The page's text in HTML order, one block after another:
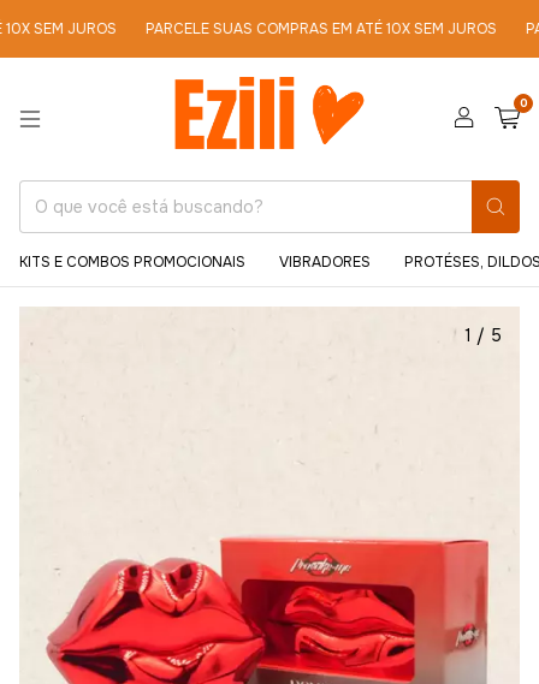
JUROS PARCELE SUAS COMPRAS EM ATÉ 10X SEM JUROS
0
KITS E COMBOS PROMOCIONAIS VIBRADORES PROTÉSES,
1 / 5